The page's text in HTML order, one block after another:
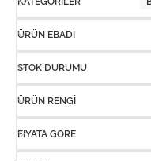
ÜRÜN EBADI
STOK DURUMU
ÜRÜN RENGI
FIYATA GÖRE